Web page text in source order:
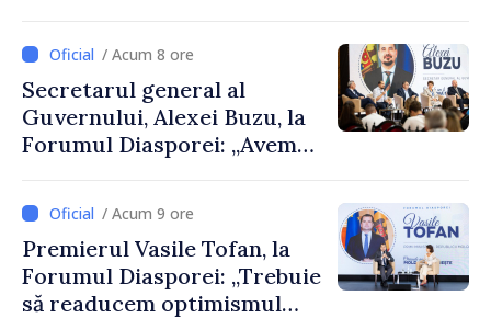
despre parcursul european
al Republicii Moldova.
/ Acum 8 ore
Secretarul general al
Guvernului, Alexei Buzu, la
Forumul Diasporei: „Avem
dumneavoastră pentru a
construi comunități mai
puternice”
/ Acum 9 ore
Premierul Vasile Tofan, la
Forumul Diasporei: „Trebuie
să readucem optimismul